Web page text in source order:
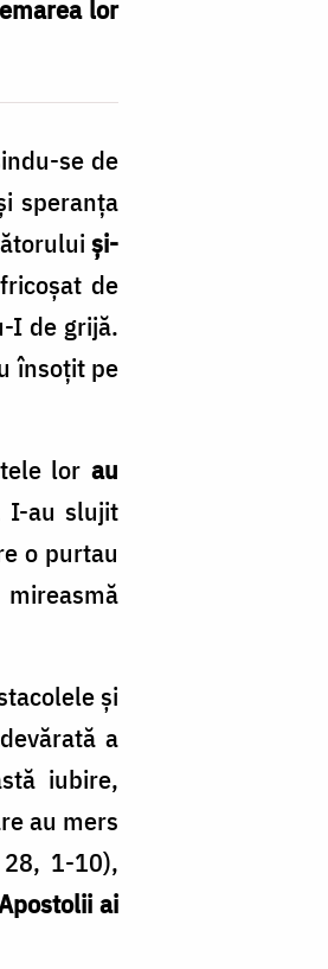
lor
se de
speranţa
şi-
de
I de grijă.
însoțit pe
lor au
I-au slujit
o purtau
și
a
iubire,
au mers
1-10),
ai